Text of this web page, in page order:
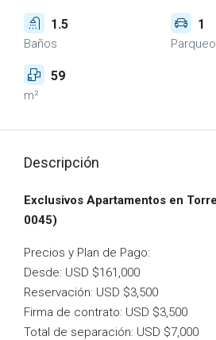
1.5
Baños
1
Parqueo
59
m²
Descripción
Exclusivos Apartamentos en
0045)
Precios y Plan de Pago:
Desde: USD $161,000
Reservación: USD $3,500
Firma de contrato: USD $3,500
Total de separación: USD $7,000